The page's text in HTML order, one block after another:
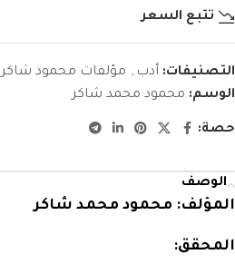
تتبع السعر
التصنيفات: أدب , مؤلفات محمود شاكر
الوسم: محمود محمد شاكر
حصة:
الوصف
المؤلف: محمود محمد شاكر
المحقق: